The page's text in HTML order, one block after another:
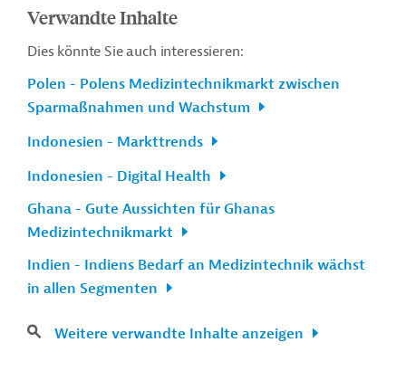
Verwandte Inhalte
Dies könnte Sie auch interessieren:
Polen - Polens Medizintechnikmarkt zwischen
Sparmaßnahmen und Wachstum
Indonesien - Markttrends
Indonesien - Digital Health
Ghana - Gute Aussichten für Ghanas
Medizintechnikmarkt
Indien - Indiens Bedarf an Medizintechnik wächst
in allen Segmenten
Weitere verwandte Inhalte anzeigen